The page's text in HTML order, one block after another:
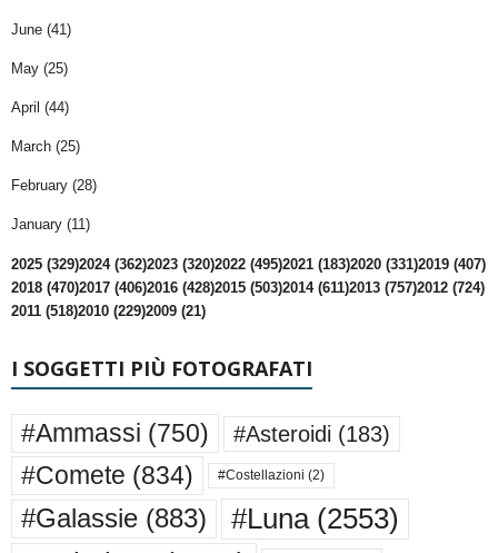
June (41)
May (25)
April (44)
March (25)
February (28)
January (11)
2025 (329)2024 (362)2023 (320)2022 (495)2021 (183)2020 (331)2019 (407)
2018 (470)2017 (406)2016 (428)2015 (503)2014 (611)2013 (757)2012 (724)
2011 (518)2010 (229)2009 (21)
I SOGGETTI PIÙ FOTOGRAFATI
#Ammassi (750) #Asteroidi (183)
#Comete (834) #Costellazioni (2)
#Galassie (883) #Luna(2553)